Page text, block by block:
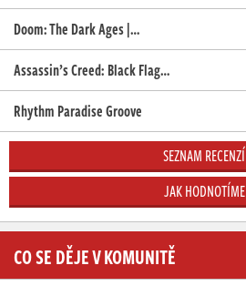
Doom: The Dark Ages |…
Assassin’s Creed: Black Flag…
Rhythm Paradise Groove
SEZNAM RECENZÍ
JAK HODNOTÍME
CO SE DĚJE V KOMUNITĚ